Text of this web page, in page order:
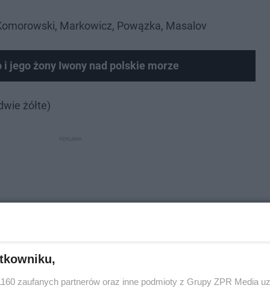
Markowicz, Powązka, Masalov
jego żony Iwony nad polskie morze
żółte)
zaufanych partnerów oraz inne podmioty z Grupy ZPR Media